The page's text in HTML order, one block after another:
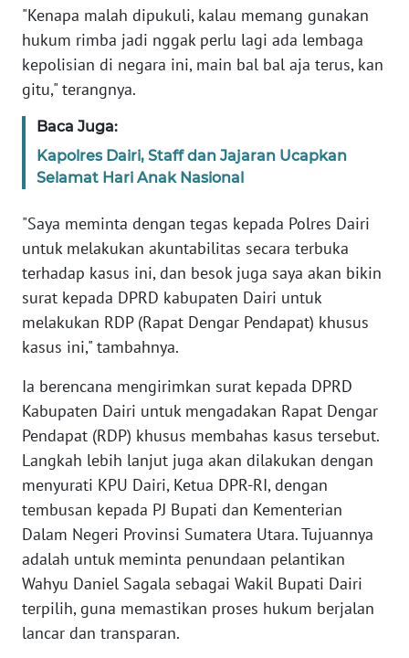
"Kenapa malah dipukuli, kalau memang gunakan
hukum rimba jadi nggak perlu lagi ada lembaga
kepolisian di negara ini, main bal bal aja terus, kan
gitu," terangnya.
Baca Juga:
Kapolres Dairi, Staff dan Jajaran Ucapkan
Selamat Hari Anak Nasional
"Saya meminta dengan tegas kepada Polres Dairi
untuk melakukan akuntabilitas secara terbuka
terhadap kasus ini, dan besok juga saya akan bikin
surat kepada DPRD kabupaten Dairi untuk
melakukan RDP (Rapat Dengar Pendapat) khusus
kasus ini," tambahnya.
Ia berencana mengirimkan surat kepada DPRD
Kabupaten Dairi untuk mengadakan Rapat Dengar
Pendapat (RDP) khusus membahas kasus tersebut.
Langkah lebih lanjut juga akan dilakukan dengan
menyurati KPU Dairi, Ketua DPR-RI, dengan
tembusan kepada PJ Bupati dan Kementerian
Dalam Negeri Provinsi Sumatera Utara. Tujuannya
adalah untuk meminta penundaan pelantikan
Wahyu Daniel Sagala sebagai Wakil Bupati Dairi
terpilih, guna memastikan proses hukum berjalan
lancar dan transparan.
SUMBAR
WN
WN
LAMPUNG
WN
JATENG
WN
NUSANTARA
WN
JOGJA
WN
WN
BALI